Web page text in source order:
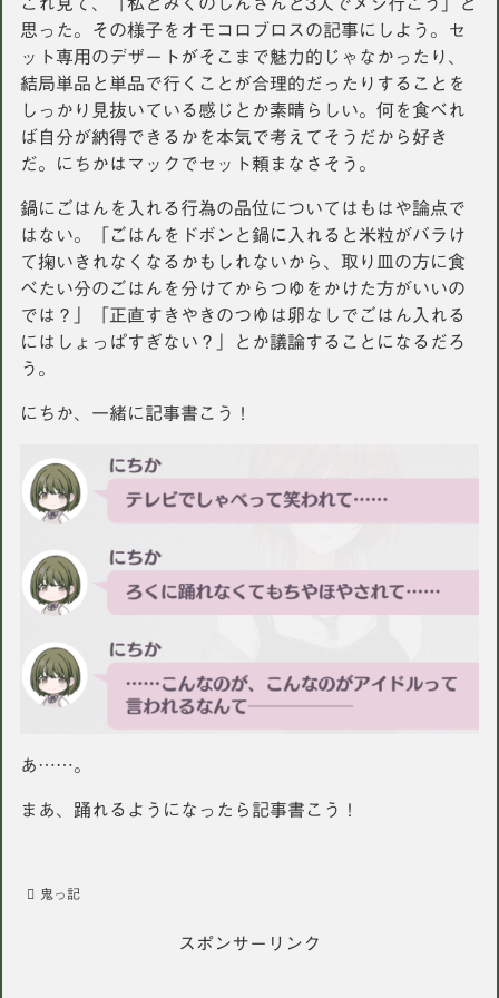
これ見て、「私とみくのしんさんと3人でメシ行こう」と
思った。その様子をオモコロブロスの記事にしよう。セ
ット専用のデザートがそこまで魅力的じゃなかったり、
結局単品と単品で行くことが合理的だったりすることを
しっかり見抜いている感じとか素晴らしい。何を食べれ
ば自分が納得できるかを本気で考えてそうだから好き
だ。にちかはマックでセット頼まなさそう。
鍋にごはんを入れる行為の品位についてはもはや論点で
はない。「ごはんをドボンと鍋に入れると米粒がバラけ
て掬いきれなくなるかもしれないから、取り皿の方に食
べたい分のごはんを分けてからつゆをかけた方がいいの
では？」「正直すきやきのつゆは卵なしでごはん入れる
にはしょっぱすぎない？」とか議論することになるだろ
う。
にちか、一緒に記事書こう！
あ……。
まあ、踊れるようになったら記事書こう！
鬼っ記
スポンサーリンク